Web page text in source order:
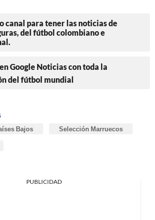
canal para tener las noticias de
del fútbol colombiano e
Google Noticias con toda la
del fútbol mundial
Bajos Selección Marruecos
PUBLICIDAD